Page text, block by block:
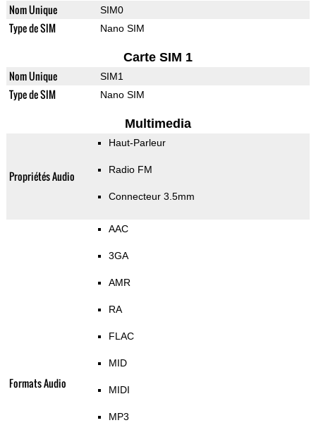
Nom Unique SIM0
Type de SIM Nano SIM
Carte SIM 1
Nom Unique SIM1
Type de SIM Nano SIM
Multimedia
Propriétés Audio
Haut-Parleur
Radio FM
Connecteur 3.5mm
Formats Audio
AAC
3GA
AMR
RA
FLAC
MID
MIDI
MP3